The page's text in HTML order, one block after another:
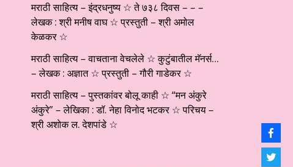
मराठी साहित्य – इंद्रधनुष्य ☆ ते ७३८ दिवस – – –
लेखक : श्री मनीष वाघ ☆ प्रस्तुती – श्री अमोल
केळकर ☆
मराठी साहित्य – वाचताना वेचलेले ☆ कुटुंबातील मॅनर्स…
– लेखक : अज्ञात ☆ प्रस्तुती – गौरी गाडेकर ☆
मराठी साहित्य – पुस्तकांवर बोलू काही ☆ “मन अंकुरे
अंकुरे” – लेखिका : डॉ. नेहा विनोद भटकर ☆ परिचय –
श्री अशोक ल. देशपांडे ☆